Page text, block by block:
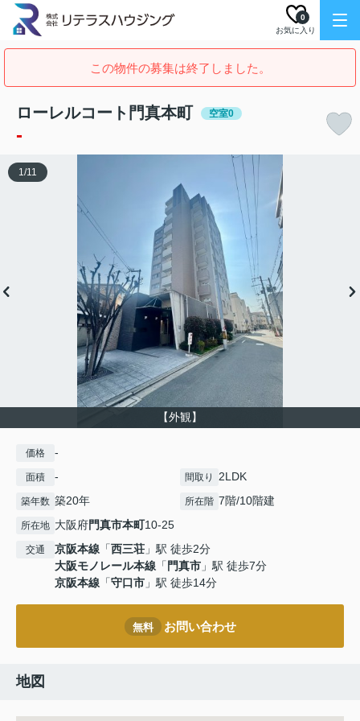
お気に入り
0
この物件の募集は終了しました。
ローレルコート門真本町 空室0
-
【外観】
1/11
価格 -
面積 - 間取り 2LDK
築年数 築20年 所在階 7階/10階建
所在地 大阪府門真市本町10-25
交通 京阪本線 「西三荘 」駅 徒歩2分
大阪モノレール本線 「 門真市 」駅 徒歩7分
京阪本線 「守口市 」駅 徒歩14分
無料 お問い合わせ
地図